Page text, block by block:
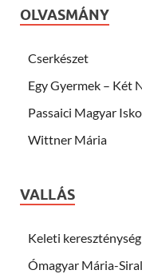
OLVASMÁNY
Cserkészet
Egy Gyermek – Két
Passaici Magyar
Wittner Mária
VALLÁS
Keleti kereszténység
Ómagyar Mária-